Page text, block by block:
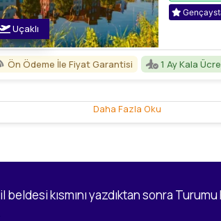
Uçaklı
Ön Ödeme İle Fiyat Garantisi 1 Ay Kala
Daha Fazla Oku
kısmını yazdıktan sonra Turumu